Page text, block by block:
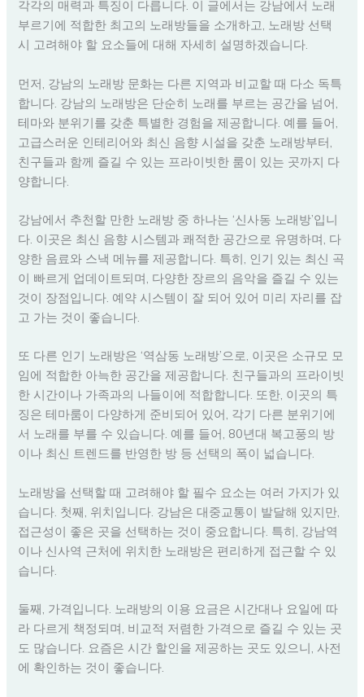
각각의 매력과 특징이 다릅니다. 이 글에서는 강남에서 노래
부르기에 적합한 최고의 노래방들을 소개하고, 노래방 선택
시 고려해야 할 요소들에 대해 자세히 설명하겠습니다.
먼저, 강남의 노래방 문화는 다른 지역과 비교할 때 다소 독특
합니다. 강남의 노래방은 단순히 노래를 부르는 공간을 넘어,
테마와 분위기를 갖춘 특별한 경험을 제공합니다. 예를 들어,
고급스러운 인테리어와 최신 음향 시설을 갖춘 노래방부터,
친구들과 함께 즐길 수 있는 프라이빗한 룸이 있는 곳까지 다
양합니다.
강남에서 추천할 만한 노래방 중 하나는 ‘신사동 노래방’입니
다. 이곳은 최신 음향 시스템과 쾌적한 공간으로 유명하며, 다
양한 음료와 스낵 메뉴를 제공합니다. 특히, 인기 있는 최신 곡
이 빠르게 업데이트되며, 다양한 장르의 음악을 즐길 수 있는
것이 장점입니다. 예약 시스템이 잘 되어 있어 미리 자리를 잡
고 가는 것이 좋습니다.
또 다른 인기 노래방은 ‘역삼동 노래방’으로, 이곳은 소규모 모
임에 적합한 아늑한 공간을 제공합니다. 친구들과의 프라이빗
한 시간이나 가족과의 나들이에 적합합니다. 또한, 이곳의 특
징은 테마룸이 다양하게 준비되어 있어, 각기 다른 분위기에
서 노래를 부를 수 있습니다. 예를 들어, 80년대 복고풍의 방
이나 최신 트렌드를 반영한 방 등 선택의 폭이 넓습니다.
노래방을 선택할 때 고려해야 할 필수 요소는 여러 가지가 있
습니다. 첫째, 위치입니다. 강남은 대중교통이 발달해 있지만,
접근성이 좋은 곳을 선택하는 것이 중요합니다. 특히, 강남역
이나 신사역 근처에 위치한 노래방은 편리하게 접근할 수 있
습니다.
둘째, 가격입니다. 노래방의 이용 요금은 시간대나 요일에 따
라 다르게 책정되며, 비교적 저렴한 가격으로 즐길 수 있는 곳
도 많습니다. 요즘은 시간 할인을 제공하는 곳도 있으니, 사전
에 확인하는 것이 좋습니다.